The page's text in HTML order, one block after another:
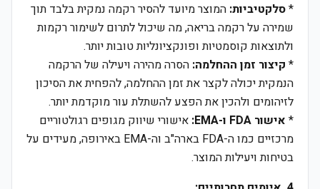
*סלקטיביות: המוצר מיועד להסיר רקמה נמקית בלבד תוך
שמירה על רקמה בריאה, מה שיכול לתרום לשימור רקמות
ולתוצאות קוסמטיות ופונקציונליות טובות יותר.
* קיצור זמן ההחלמה: הסרה מהירה ויעילה של הרקמה
הנמקית יכולה לקצר את זמן ההחלמה, להפחית את הסיכון
לזיהומים ולהכין את הפצע להשתלת עור מוקדמת יותר.
* אישור FDA ו-EMA:
אישורי שיווק מגופים רגולטוריים
מרכזיים כמו ה-FDA בארה"ב וה-EMA באירופה, מעידים על
בטיחות ויעילות המוצר.